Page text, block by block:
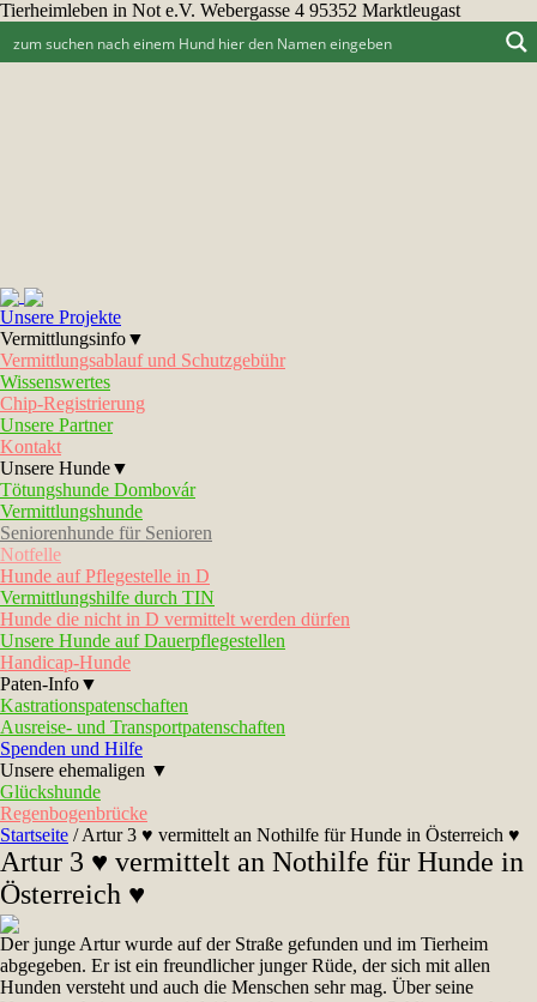
Tierheimleben in Not e.V. Webergasse 4 95352 Marktleugast
Unsere Projekte
Vermittlungsinfo▼
Vermittlungsablauf und Schutzgebühr
Wissenswertes
Chip-Registrierung
Unsere Partner
Kontakt
Unsere Hunde▼
Tötungshunde Dombovár
Vermittlungshunde
Seniorenhunde für Senioren
Notfelle
Hunde auf Pflegestelle in D
Vermittlungshilfe durch TIN
Hunde die nicht in D vermittelt werden dürfen
Unsere Hunde auf Dauerpflegestellen
Handicap-Hunde
Paten-Info▼
Kastrationspatenschaften
Ausreise- und Transportpatenschaften
Spenden und Hilfe
Unsere ehemaligen ▼
Glückshunde
Regenbogenbrücke
Startseite /Artur 3 ♥ vermittelt an Nothilfe für Hunde in Österreich ♥
Artur 3 ♥ vermittelt an Nothilfe für Hunde in
Österreich ♥
Der junge Artur wurde auf der Straße gefunden und im Tierheim
abgegeben. Er ist ein freundlicher junger Rüde, der sich mit allen
Hunden versteht und auch die Menschen sehr mag. Über seine